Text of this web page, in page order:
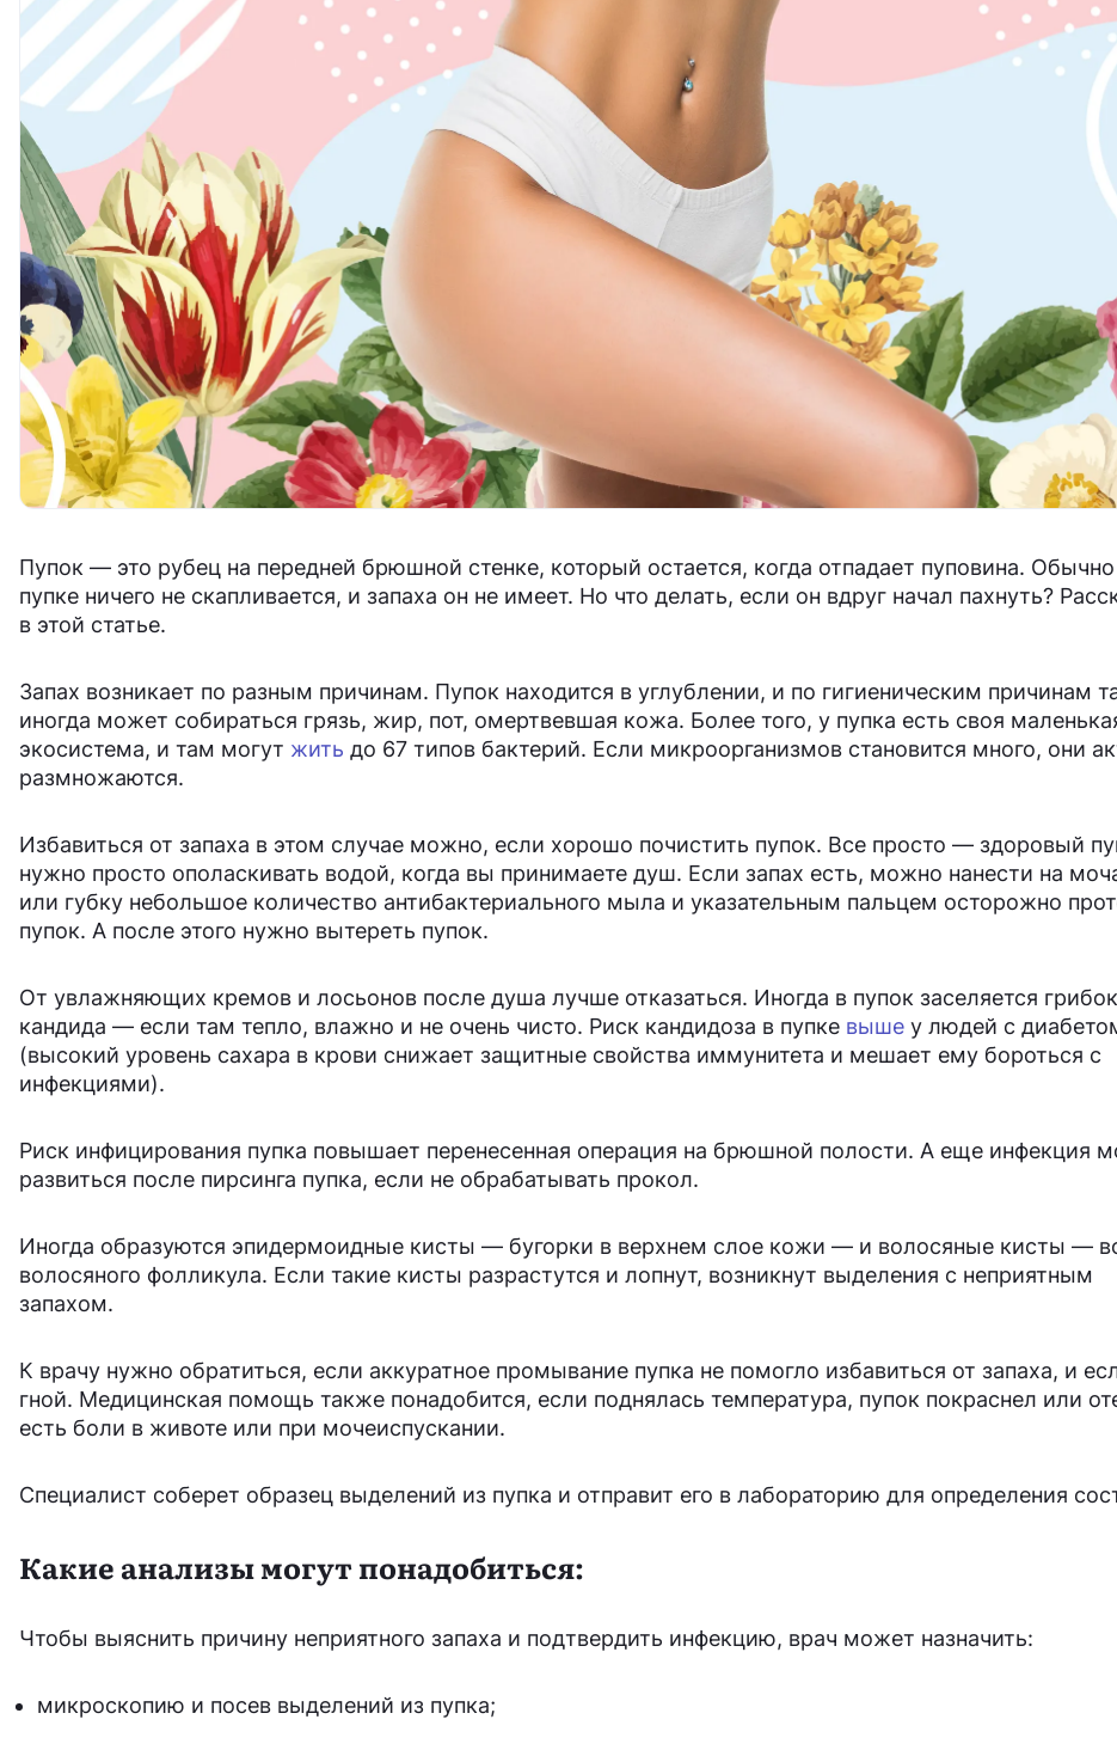
Пупок — это рубец на передней брюшной стенке, который остается, когда отпадает пуповина.
пупке ничего не скапливается, и запаха он не имеет. Но что делать, если он вдруг начал пахнуть?
в этой статье.
Запах возникает по разным причинам. Пупок находится в углублении, и по гигиеническим причинам
иногда может собираться грязь, жир, пот, омертвевшая кожа. Более того, у пупка есть своя
экосистема, и там могут жить до 67 типов бактерий. Если микроорганизмов становится много, они
размножаются.
Избавиться от запаха в этом случае можно, если хорошо почистить пупок. Все просто — здоровый
нужно просто ополаскивать водой, когда вы принимаете душ. Если запах есть, можно нанести на
или губку небольшое количество антибактериального мыла и указательным пальцем осторожно
пупок. А после этого нужно вытереть пупок.
От увлажняющих кремов и лосьонов после душа лучше отказаться. Иногда в пупок заселяется грибок
кандида — если там тепло, влажно и не очень чисто. Риск кандидоза в пупке выше у людей с
(высокий уровень сахара в крови снижает защитные свойства иммунитета и мешает ему бороться с
инфекциями).
Риск инфицирования пупка повышает перенесенная операция на брюшной полости. А еще инфекция
развиться после пирсинга пупка, если не обрабатывать прокол.
Иногда образуются эпидермоидные кисты — бугорки в верхнем слое кожи — и волосяные кисты —
волосяного фолликула. Если такие кисты разрастутся и лопнут, возникнут выделения с неприятным
запахом.
К врачу нужно обратиться, если аккуратное промывание пупка не помогло избавиться от запаха, и
гной. Медицинская помощь также понадобится, если поднялась температура, пупок покраснел или
есть боли в животе или при мочеиспускании.
Специалист соберет образец выделений из пупка и отправит его в лабораторию для определения
Какие анализы могут понадобиться:
Чтобы выяснить причину неприятного запаха и подтвердить инфекцию, врач может назначить:
микроскопию и посев выделений из пупка;
Скачать приложение